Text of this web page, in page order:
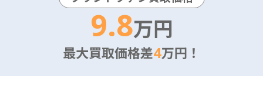
9.8万円
最大買取価格差4万円！